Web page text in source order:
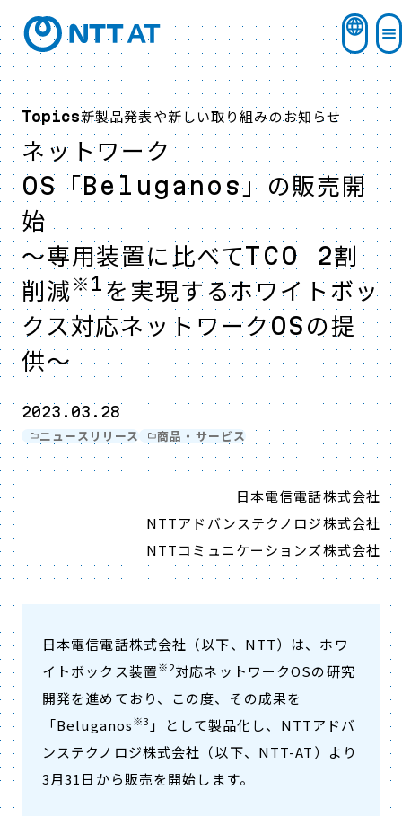
Topics新製品発表や新しい取り組みのお知らせ
ネットワーク
OS「Beluganos」の販売開
始
～専用装置に比べてTCO 2割
削減※1 を実現するホワイトボッ
クス対応ネットワークOSの提
供～
2023.03.28
ニュースリリース
商品・サービス
日本電信電話株式会社
NTTアドバンステクノロジ株式会社
NTTコミュニケーションズ株式会社
日本電信電話株式会社（以下、NTT）は、ホワ
イトボックス装置※2対応ネットワークOSの研究
開発を進めており、この度、その成果を
「Beluganos※3 」として製品化し、NTTアドバ
ンステクノロジ株式会社（以下、NTT-AT）より
3月31日から販売を開始します。